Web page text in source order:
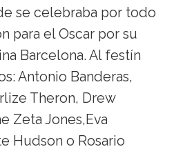
se celebraba por todo
para el Oscar por su
Barcelona. Al festín
Antonio Banderas,
Theron, Drew
Zeta Jones,Eva
Hudson o Rosario